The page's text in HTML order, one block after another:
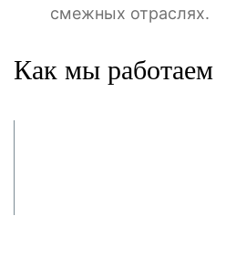
смежных отраслях.
Как мы работаем